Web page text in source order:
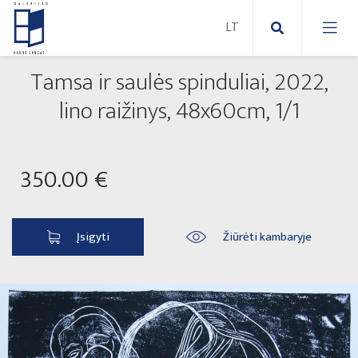
Nauji paveikslai
Modernūs paveikslai
Paveikslai ant drobės
Paveikslai ant popieriaus
Lauko skulptūros
Liaudies skulptūros
Parodos 2025
Tamsa ir saulės spinduliai, 2022,
lino raižinys, 48x60cm, 1/1
350.00 €
Įsigyti Žiūrėti kambaryje